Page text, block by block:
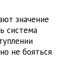
значение
система
не бояться